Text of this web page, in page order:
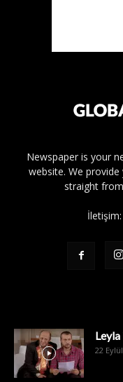
Newspaper is your
website. We
straight
İletişim:
22